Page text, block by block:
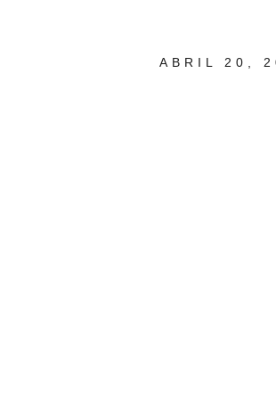
ABRIL 20,